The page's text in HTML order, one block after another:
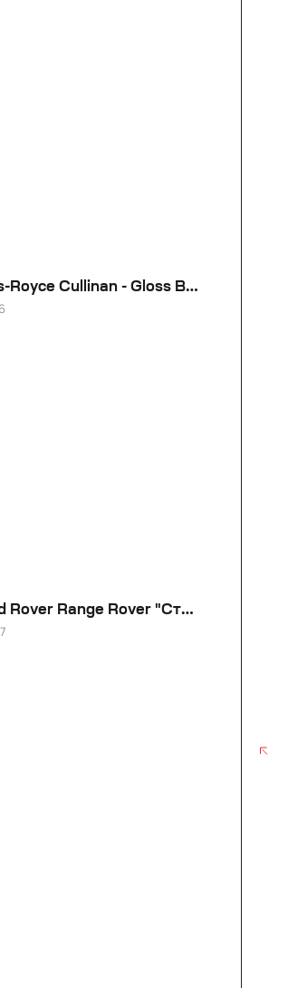
Rolls-Royce Cullinan - Gloss Brushed + Black Smoke
Land Rover Range Rover "Стиль"